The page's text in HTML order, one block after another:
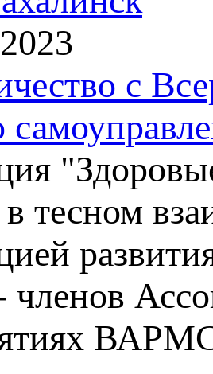
с
в тесном
членов